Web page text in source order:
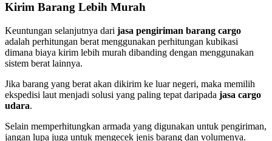
Kirim Barang Lebih Murah
Keuntungan selanjutnya dari jasa pengiriman barang cargo
adalah perhitungan berat menggunakan perhitungan kubikasi
dimana biaya kirim lebih murah dibanding dengan menggunakan
sistem berat lainnya.
Jika barang yang berat akan dikirim ke luar negeri, maka memilih
ekspedisi laut menjadi solusi yang paling tepat daripada jasa cargo
udara.
Selain memperhitungkan armada yang digunakan untuk pengiriman,
jangan lupa juga untuk mengecek jenis barang dan volumenya.